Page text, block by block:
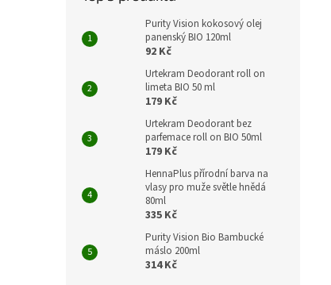
Purity Vision kokosový olej
panenský BIO 120ml
92 Kč
Urtekram Deodorant roll on
limeta BIO 50 ml
179 Kč
Urtekram Deodorant bez
parfemace roll on BIO 50ml
179 Kč
HennaPlus přírodní barva na
vlasy pro muže světle hnědá
80ml
335 Kč
Purity Vision Bio Bambucké
máslo 200ml
314 Kč